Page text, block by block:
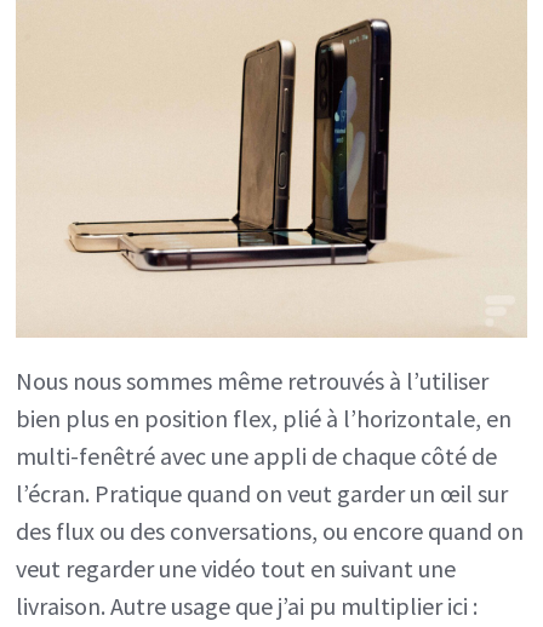
Nous nous sommes même retrouvés à l’utiliser
bien plus en position flex, plié à l’horizontale, en
multi-fenêtré avec une appli de chaque côté de
l’écran. Pratique quand on veut garder un œil sur
des flux ou des conversations, ou encore quand on
veut regarder une vidéo tout en suivant une
livraison. Autre usage que j’ai pu multiplier ici :